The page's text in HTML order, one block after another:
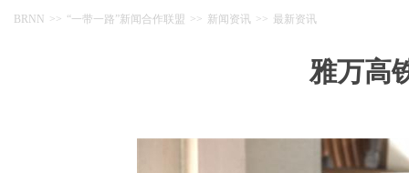
BRNN >> “一带一路”新闻合作联盟 >> 新闻资讯 >> 最新资讯
雅万高